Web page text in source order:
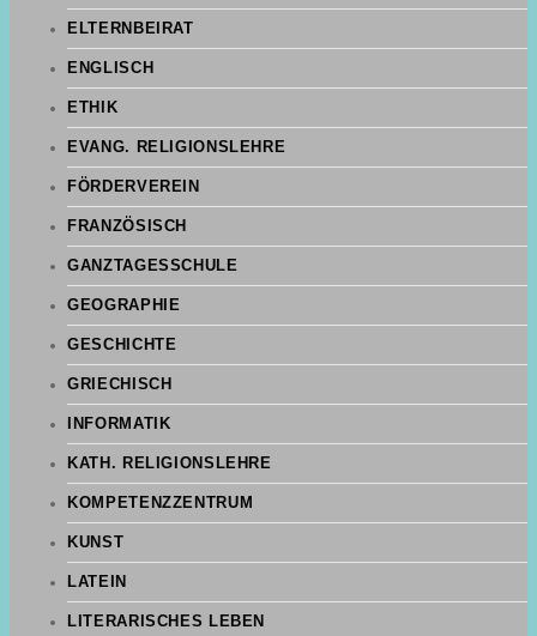
ELTERNBEIRAT
ENGLISCH
ETHIK
EVANG. RELIGIONSLEHRE
FÖRDERVEREIN
FRANZÖSISCH
GANZTAGESSCHULE
GEOGRAPHIE
GESCHICHTE
GRIECHISCH
INFORMATIK
KATH. RELIGIONSLEHRE
KOMPETENZZENTRUM
KUNST
LATEIN
LITERARISCHES LEBEN